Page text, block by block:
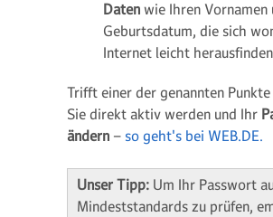
Daten wie Ihren Vornamen
Geburtsdatum, die sich
Internet leicht
Trifft einer der genannten
Sie direkt aktiv werden und Ihr
ändern – so geht's bei WEB.DE.
Unser Tipp: Um Ihr Passwort
Mindeststandards zu prüfen,